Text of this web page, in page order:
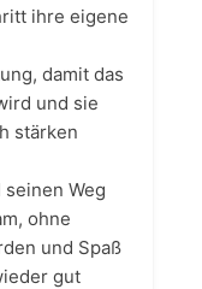
ihre eigene
damit das
und sie
stärken
Weg
ohne
und Spaß
gut